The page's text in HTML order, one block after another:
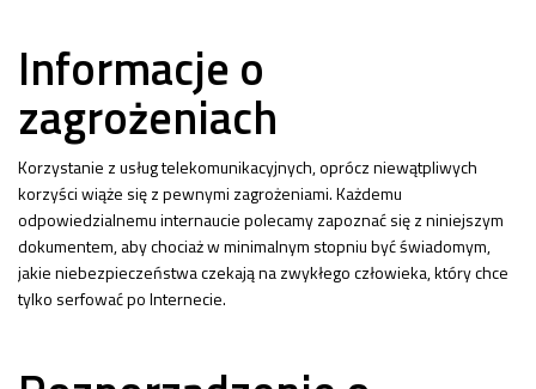
Informacje o
zagrożeniach
Korzystanie z usług telekomunikacyjnych, oprócz niewątpliwych
korzyści wiąże się z pewnymi zagrożeniami. Każdemu
odpowiedzialnemu internaucie polecamy zapoznać się z niniejszym
dokumentem, aby chociaż w minimalnym stopniu być świadomym,
jakie niebezpieczeństwa czekają na zwykłego człowieka, który chce
tylko serfować po Internecie.